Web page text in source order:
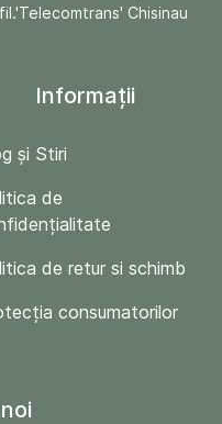
Chisinau
Informații
și Stiri
de
de retur si schimb
consumatorilor